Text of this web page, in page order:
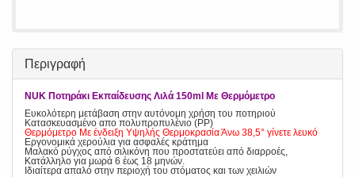
Περιγραφή
NUK Ποτηράκι Εκπαίδευσης Λιλά 150ml Με Θερμόμετρο
Ευκολότερη μετάβαση στην αυτόνομη χρήση του ποτηριού
Κατασκευασμένο απο πολυπροπυλένιο (PP)
Θερμόμετρο Με ένδειξη Υψηλής Θερμοκρασία Άνω 38,5° γίνετε λευκό
Εργονομικά χερούλια για ασφαλές κράτημα
Μαλακό ρύγχος από σιλικόνη που προστατεύει από διαρροές,
Κατάλληλο για μωρά 6 έως 18 μηνών.
Ιδιαίτερα απαλό στην περιοχή του στόματος και των χειλιών